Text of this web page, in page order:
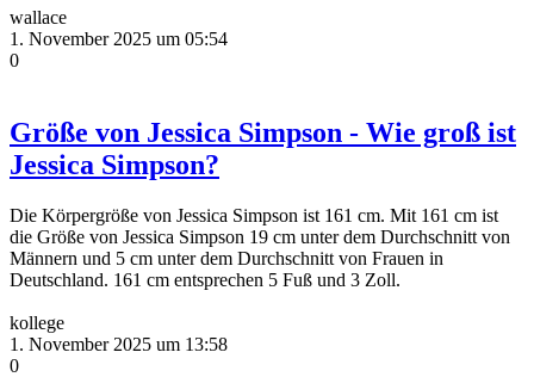
wallace
1. November 2025 um 05:54
0
Größe von Jessica Simpson - Wie groß ist
Jessica Simpson?
Die Körpergröße von Jessica Simpson ist 161 cm. Mit 161 cm ist
die Größe von Jessica Simpson 19 cm unter dem Durchschnitt von
Männern und 5 cm unter dem Durchschnitt von Frauen in
Deutschland. 161 cm entsprechen 5 Fuß und 3 Zoll.
kollege
1. November 2025 um 13:58
0